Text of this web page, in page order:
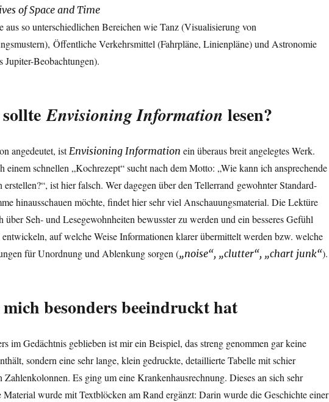
of Space and Time
aus so unterschiedlichen Bereichen wie Tanz (Visualisierung von
Öffentliche Verkehrsmittel (Fahrpläne, Linienpläne) und Astronomie
Jupiter-Beobachtungen).
sollteEnvisioning Information lesen?
angedeutet, istEnvisioning Information ein überaus breit angelegtes Werk.
einem schnellen „Kochrezept“ sucht nach dem Motto: „Wie kann ich ansprechende
erstellen?“, ist hier falsch. Wer dagegen über den Tellerrand gewohnter Standard-
hinausschauen möchte, findet hier sehr viel Anschauungsmaterial. Die Lektüre
über Seh- und Lesegewohnheiten bewusster zu werden und ein besseres Gefühl
auf welche Weise Informationen klarer übermittelt werden bzw. welche
für Unordnung und Ablenkung sorgen („noise“, „clutter“, „chart junk“).
mich besonders beeindruckt hat
im Gedächtnis geblieben ist mir ein Beispiel, das streng genommen gar keine
sondern eine sehr lange, klein gedruckte, detaillierte Tabelle mit schier
Zahlenkolonnen. Es ging um eine Krankenhausrechnung. Dieses an sich sehr
Material wurde mit Textblöcken am Rand ergänzt: Darin wurde die Geschichte einer